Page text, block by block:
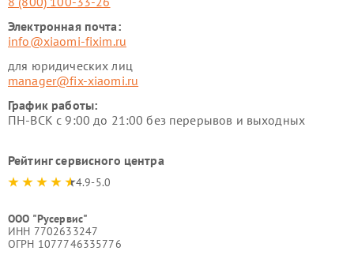
Электронная почта:
info@xiaomi-fixim.ru
для юридических лиц
manager@fix-xiaomi.ru
График работы:
ПН-ВСК с 9:00 до 21:00 без перерывов и выходных
Рейтинг сервисного центра
4.9-5.0
ООО "Русервис"
ИНН 7702633247
ОГРН 1077746335776